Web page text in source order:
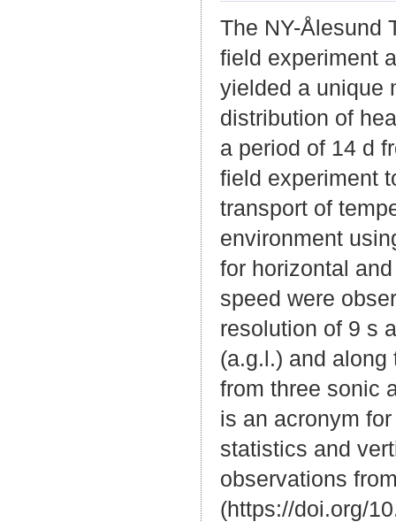
The NY-Ålesund
field experiment
yielded a unique
distribution of
a period of 14 d
field experiment
transport of
environment
for horizontal
speed were
resolution of 9 s
(a.g.l.) and
from three sonic
is an acronym
statistics and
observations
(https://doi.org/